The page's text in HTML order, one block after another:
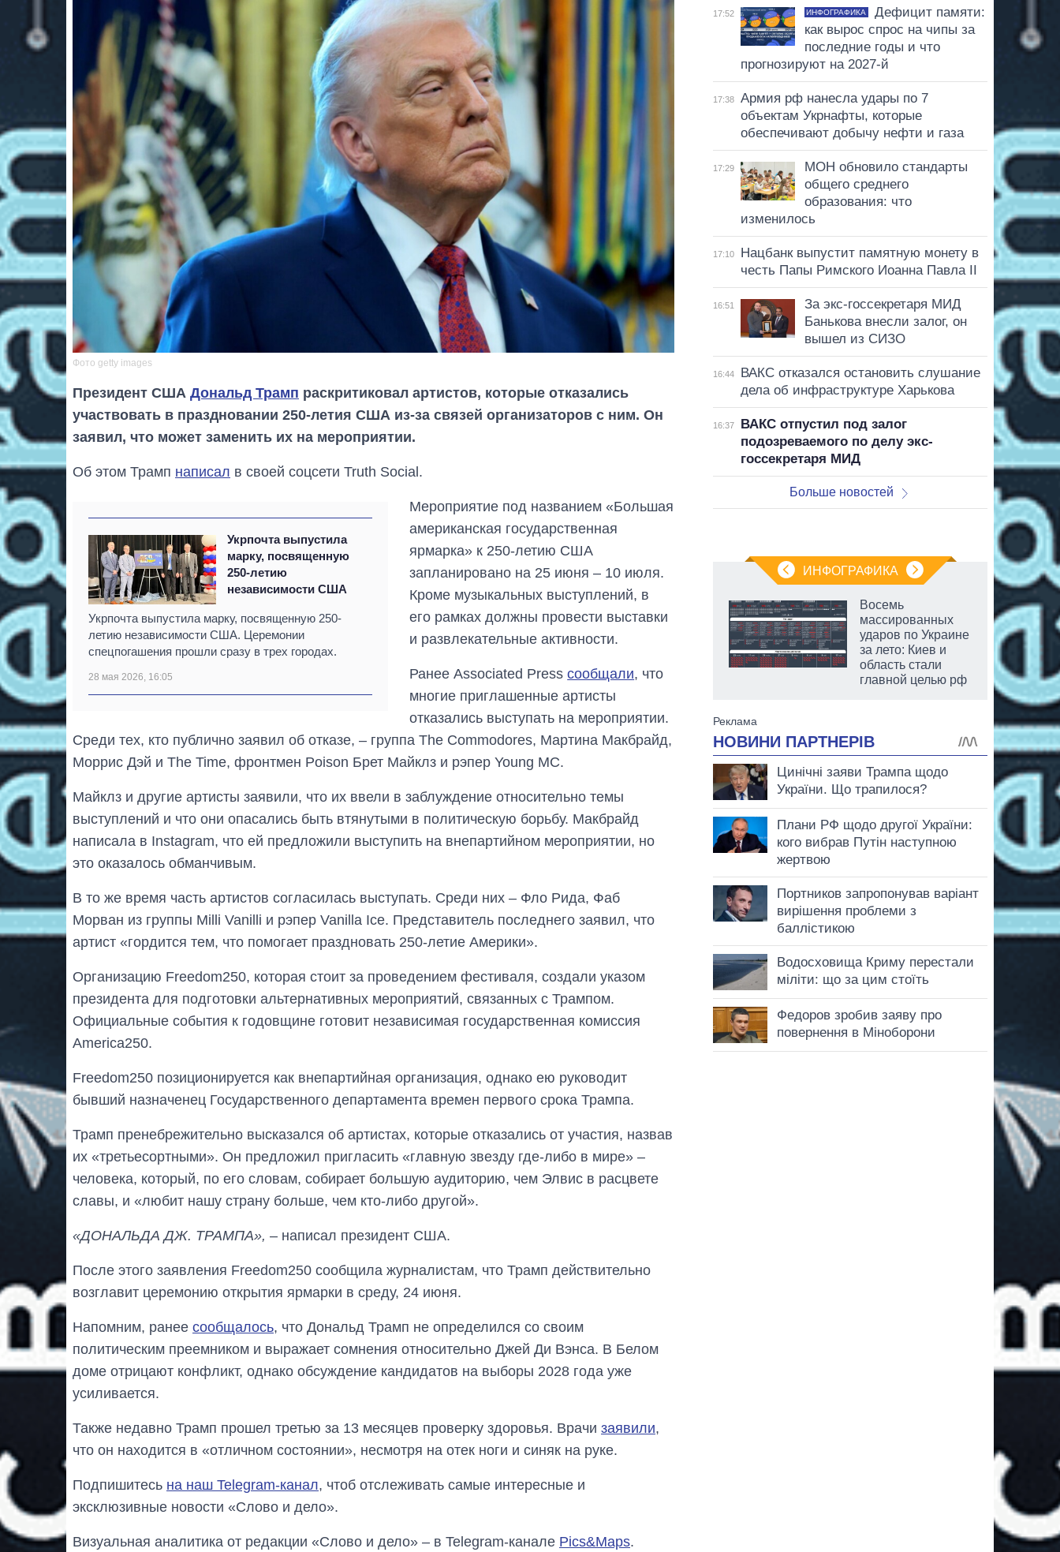
Фото getty images
Президент США Дональд Трамп раскритиковал артистов, которые отказались
участвовать в праздновании 250-летия США из-за связей организаторов с ним. Он
заявил, что может заменить их на мероприятии.
Об этом Трамп написал в своей соцсети Truth Social.
Укрпочта выпустила
марку, посвященную
250-летию
независимости США
Укрпочта выпустила марку, посвященную 250-
летию независимости США. Церемонии
спецпогашения прошли сразу в трех городах.
28 мая 2026, 16:05
Мероприятие под названием «Большая
американская государственная
ярмарка» к 250-летию США
запланировано на 25 июня – 10 июля.
Кроме музыкальных выступлений, в
его рамках должны провести выставки
и развлекательные активности.
Ранее Associated Pressсообщали, что
многие приглашенные артисты
отказались выступать на мероприятии.
Среди тех, кто публично заявил об отказе, – группа The Commodores, Мартина Макбрайд,
Моррис Дэй и The Time, фронтмен Poison Брет Майклз и рэпер Young MC.
Майклз и другие артисты заявили, что их ввели в заблуждение относительно темы
выступлений и что они опасались быть втянутыми в политическую борьбу. Макбрайд
написала в Instagram, что ей предложили выступить на внепартийном мероприятии, но
это оказалось обманчивым.
В то же время часть артистов согласилась выступать. Среди них – Фло Рида, Фаб
Морван из группы Milli Vanilli и рэпер Vanilla Ice. Представитель последнего заявил, что
артист «гордится тем, что помогает праздновать 250-летие Америки».
Организацию Freedom250, которая стоит за проведением фестиваля, создали указом
президента для подготовки альтернативных мероприятий, связанных с Трампом.
Официальные события к годовщине готовит независимая государственная комиссия
America250.
Freedom250 позиционируется как внепартийная организация, однако ею руководит
бывший назначенец Государственного департамента времен первого срока Трампа.
Трамп пренебрежительно высказался об артистах, которые отказались от участия, назвав
их «третьесортными». Он предложил пригласить «главную звезду где-либо в мире» –
человека, который, по его словам, собирает большую аудиторию, чем Элвис в расцвете
славы, и «любит нашу страну больше, чем кто-либо другой».
«ДОНАЛЬДА ДЖ. ТРАМПА», – написал президент США.
После этого заявления Freedom250 сообщила журналистам, что Трамп действительно
возглавит церемонию открытия ярмарки в среду, 24 июня.
Напомним, ранее сообщалось, что Дональд Трамп не определился со своим
политическим преемником и выражает сомнения относительно Джей Ди Вэнса. В Белом
доме отрицают конфликт, однако обсуждение кандидатов на выборы 2028 года уже
усиливается.
Также недавно Трамп прошел третью за 13 месяцев проверку здоровья. Врачи заявили,
что он находится в «отличном состоянии», несмотря на отек ноги и синяк на руке.
Подпишитесь на наш Telegram-канал, чтоб отслеживать самые интересные и
эксклюзивные новости «Слово и дело».
Визуальная аналитика от редакции «Слово и дело» – в Telegram-канале Pics&Maps.
17:52 ИНФОГРАФИКА
Дефицит памяти:
как вырос спрос на чипы за
последние годы и что
прогнозируют на 2027-й
17:38
Армия рф нанесла удары по 7
объектам Укрнафты, которые
обеспечивают добычу нефти и газа
17:29
МОН обновило стандарты
общего среднего
образования: что
изменилось
17:10
Нацбанк выпустит памятную монету в
честь Папы Римского Иоанна Павла II
16:51
За экс-госсекретаря МИД
Банькова внесли залог, он
вышел из СИЗО
16:44
ВАКС отказался остановить слушание
дела об инфраструктуре Харькова
16:37
ВАКС отпустил под залог
подозреваемого по делу экс-
госсекретаря МИД
Больше новостей
ИНФОГРАФИКА
Как за 10 лет
изменилось
количество
магистратуру и
аспирантуру
Восемь
массированных
ударов по Украине
за лето: Киев и
область стали
главной целью рф